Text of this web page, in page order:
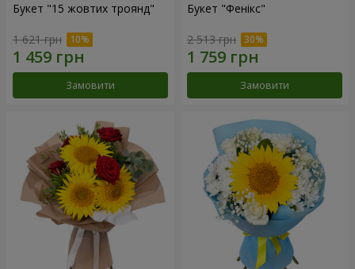
Букет "15 жовтих троянд"
1 621 грн
Замовити
Букет "Фенікс"
2 513 грн
Замовити